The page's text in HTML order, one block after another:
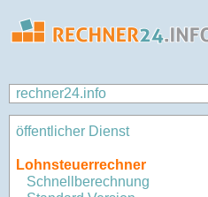
rechner24.info
öffentlicher Dienst
Lohnsteuerrechner
Schnellberechnung